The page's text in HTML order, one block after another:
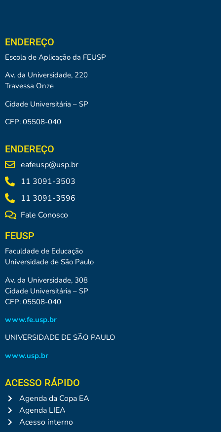
ENDEREÇO
Escola de Aplicação da FEUSP
Av. da Universidade, 220
Travessa Onze
Cidade Universitária – SP
CEP: 05508-040
ENDEREÇO
eafeusp@usp.br
11 3091-3503
11 3091-3596
Fale Conosco
FEUSP
Faculdade de Educação
Universidade de São Paulo
Av. da Universidade, 308
Cidade Universitária – SP
CEP: 05508-040
www.fe.usp.br
UNIVERSIDADE DE SÃO PAULO
www.usp.br
ACESSO RÁPIDO
Agenda da Copa EA
Agenda LIEA
Acesso interno